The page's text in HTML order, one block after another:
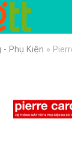
- Phụ Kiện »